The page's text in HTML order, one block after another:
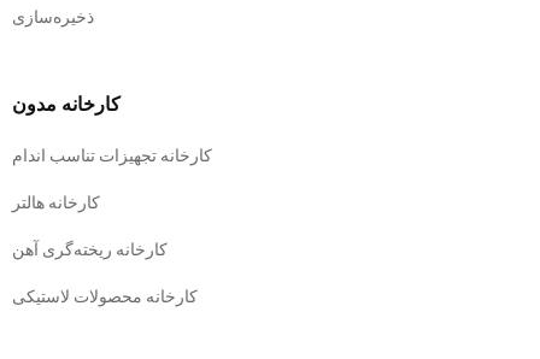
ذخیره‌سازی
کارخانه مدون
کارخانه تجهیزات تناسب اندام
کارخانه هالتر
کارخانه ریخته‌گری آهن
کارخانه محصولات لاستیکی